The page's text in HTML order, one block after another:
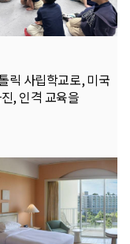
릭 사립학교로, 미국
, 인격 교육을